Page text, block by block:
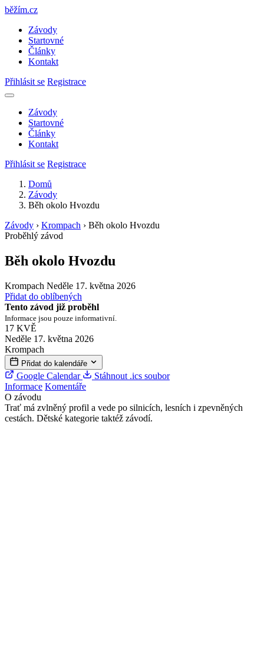
běžím.cz
Závody
Startovné
Články
Kontakt
Přihlásit se Registrace
Závody
Startovné
Články
Kontakt
Přihlásit se Registrace
Domů
Závody
Běh okolo Hvozdu
Závody › Krompach › Běh okolo Hvozdu
Proběhlý závod
Běh okolo Hvozdu
Krompach Neděle 17. května 2026
Přidat do oblíbených
Tento závod již proběhl
Informace jsou pouze informativní.
17 KVĚ
Neděle 17. května 2026
Krompach
Přidat do kalendáře
Google Calendar
Stáhnout .ics soubor
Informace Komentáře
O závodu
Trať má zvlněný profil a vede po silnicích, lesních i zpevněných
cestách. Dětské kategorie taktéž závodí.